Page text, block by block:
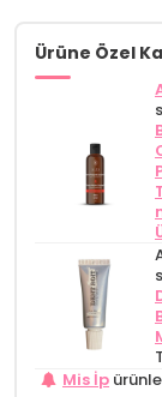
Ürüne Özel
Mis İp